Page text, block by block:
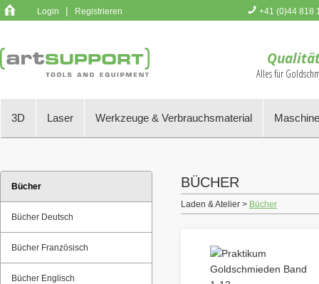
Login | Registrieren +41 (0)44 818
Alles für
3D Laser Werkzeuge & Verbrauchsmaterial
Bücher
Bücher Deutsch
Bücher Französisch
Bücher Englisch
BÜCHER
Laden & Atelier > Bücher